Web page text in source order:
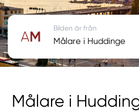
Målare i
Bilden är från
Målare i Huddinge